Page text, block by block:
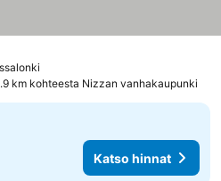
km kohteesta Nizzan vanhakaupunki
Katso hinnat